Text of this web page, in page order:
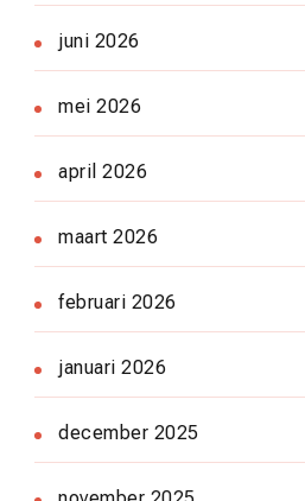
juni 2026
mei 2026
april 2026
maart 2026
februari 2026
januari 2026
december 2025